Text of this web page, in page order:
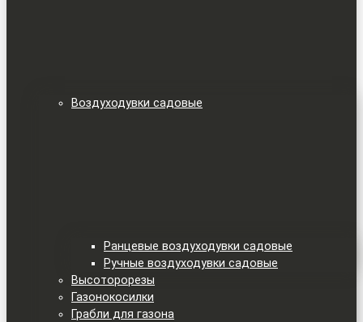
Воздуходувки садовые
Ранцевые воздуходувки садовые
Ручные воздуходувки садовые
Высоторорезы
Газонокосилки
Грабли для газона